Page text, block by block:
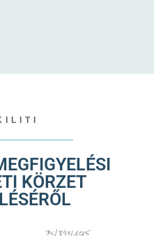
KÖRZET